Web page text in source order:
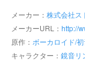
メーカー： 株式会社ス
メーカーURL： http://
原作： ボーカロイド/
キャラクター： 鏡音リ